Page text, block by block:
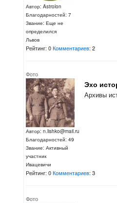
Автор: Astrolon
Благодарностей: 7
Звание: Еще не
определился
Львов
Рейтинг: 0Комментариев: 2
Фото
Автор: n.lishko@mail.ru
Благодарностей: 49
Звание: Активный
участник
Ивацевичи
Эхо
Архивы
Рейтинг: 0Комментариев: 3
Фото